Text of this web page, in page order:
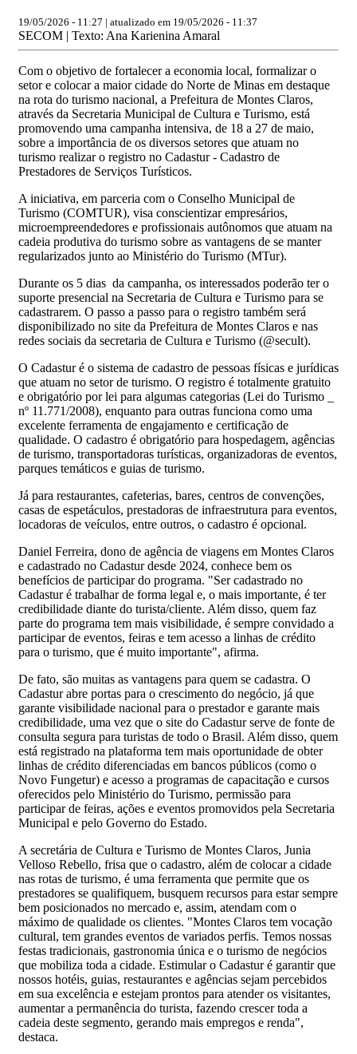
19/05/2026 - 11:27 | atualizado em 19/05/2026 - 11:37
SECOM | Texto: Ana Karienina Amaral
Com o objetivo de fortalecer a economia local, formalizar o
setor e colocar a maior cidade do Norte de Minas em destaque
na rota do turismo nacional, a Prefeitura de Montes Claros,
através da Secretaria Municipal de Cultura e Turismo, está
promovendo uma campanha intensiva, de 18 a 27 de maio,
sobre a importância de os diversos setores que atuam no
turismo realizar o registro no Cadastur - Cadastro de
Prestadores de Serviços Turísticos.
A iniciativa, em parceria com o Conselho Municipal de
Turismo (COMTUR), visa conscientizar empresários,
microempreendedores e profissionais autônomos que atuam na
cadeia produtiva do turismo sobre as vantagens de se manter
regularizados junto ao Ministério do Turismo (MTur).
Durante os 5 dias da campanha, os interessados poderão ter o
suporte presencial na Secretaria de Cultura e Turismo para se
cadastrarem. O passo a passo para o registro também será
disponibilizado no site da Prefeitura de Montes Claros e nas
redes sociais da secretaria de Cultura e Turismo (@secult).
O Cadastur é o sistema de cadastro de pessoas físicas e jurídicas
que atuam no setor de turismo. O registro é totalmente gratuito
e obrigatório por lei para algumas categorias (Lei do Turismo _
nº 11.771/2008), enquanto para outras funciona como uma
excelente ferramenta de engajamento e certificação de
qualidade. O cadastro é obrigatório para hospedagem, agências
de turismo, transportadoras turísticas, organizadoras de eventos,
parques temáticos e guias de turismo.
Já para restaurantes, cafeterias, bares, centros de convenções,
casas de espetáculos, prestadoras de infraestrutura para eventos,
locadoras de veículos, entre outros, o cadastro é opcional.
Daniel Ferreira, dono de agência de viagens em Montes Claros
e cadastrado no Cadastur desde 2024, conhece bem os
benefícios de participar do programa. "Ser cadastrado no
Cadastur é trabalhar de forma legal e, o mais importante, é ter
credibilidade diante do turista/cliente. Além disso, quem faz
parte do programa tem mais visibilidade, é sempre convidado a
participar de eventos, feiras e tem acesso a linhas de crédito
para o turismo, que é muito importante", afirma.
De fato, são muitas as vantagens para quem se cadastra. O
Cadastur abre portas para o crescimento do negócio, já que
garante visibilidade nacional para o prestador e garante mais
credibilidade, uma vez que o site do Cadastur serve de fonte de
consulta segura para turistas de todo o Brasil. Além disso, quem
está registrado na plataforma tem mais oportunidade de obter
linhas de crédito diferenciadas em bancos públicos (como o
Novo Fungetur) e acesso a programas de capacitação e cursos
oferecidos pelo Ministério do Turismo, permissão para
participar de feiras, ações e eventos promovidos pela Secretaria
Municipal e pelo Governo do Estado.
A secretária de Cultura e Turismo de Montes Claros, Junia
Velloso Rebello, frisa que o cadastro, além de colocar a cidade
nas rotas de turismo, é uma ferramenta que permite que os
prestadores se qualifiquem, busquem recursos para estar sempre
bem posicionados no mercado e, assim, atendam com o
máximo de qualidade os clientes. "Montes Claros tem vocação
cultural, tem grandes eventos de variados perfis. Temos nossas
festas tradicionais, gastronomia única e o turismo de negócios
que mobiliza toda a cidade. Estimular o Cadastur é garantir que
nossos hotéis, guias, restaurantes e agências sejam percebidos
em sua excelência e estejam prontos para atender os visitantes,
aumentar a permanência do turista, fazendo crescer toda a
cadeia deste segmento, gerando mais empregos e renda",
destaca.